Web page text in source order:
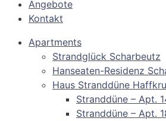
Angebote
Kontakt
Apartments
Strandglück Scharbeutz
Hanseaten-Residenz
Haus Stranddüne
Stranddüne – Apt.
Stranddüne – Apt.